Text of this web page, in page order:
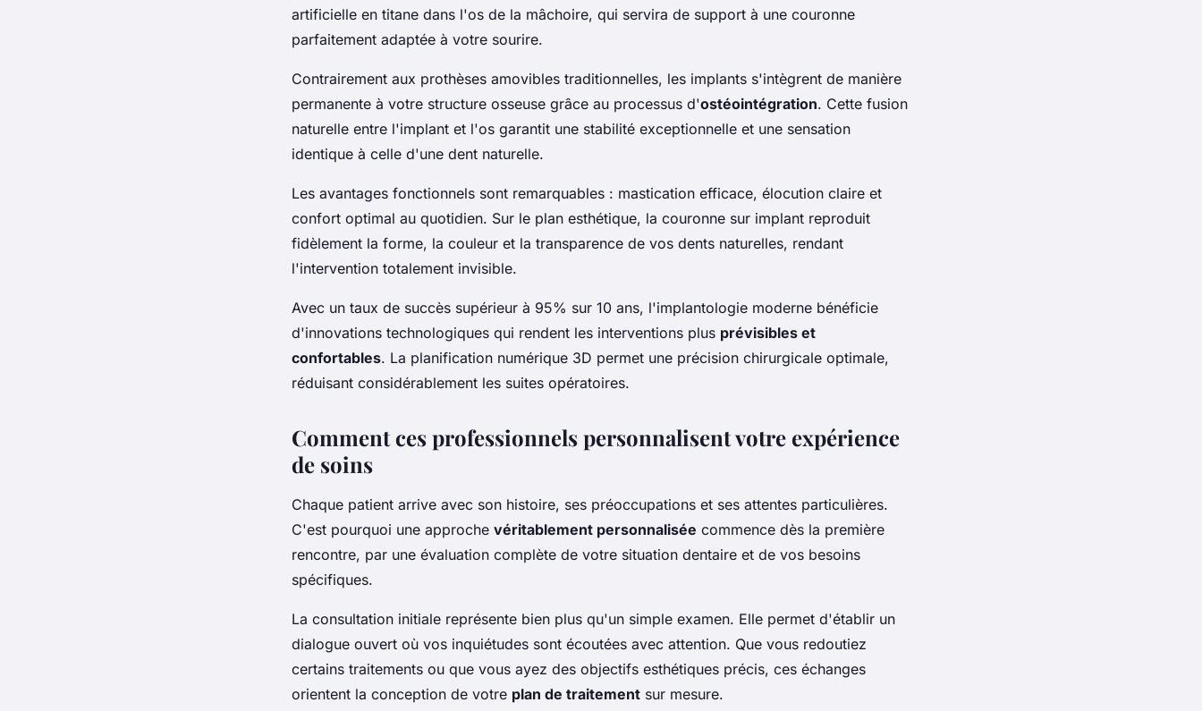
artificielle en titane dans l'os de la mâchoire, qui servira de support à une couronne
parfaitement adaptée à votre sourire.
Contrairement aux prothèses amovibles traditionnelles, les implants s'intègrent de manière
permanente à votre structure osseuse grâce au processus d'ostéointégration. Cette fusion
naturelle entre l'implant et l'os garantit une stabilité exceptionnelle et une sensation
identique à celle d'une dent naturelle.
Les avantages fonctionnels sont remarquables : mastication efficace, élocution claire et
confort optimal au quotidien. Sur le plan esthétique, la couronne sur implant reproduit
fidèlement la forme, la couleur et la transparence de vos dents naturelles, rendant
l'intervention totalement invisible.
Avec un taux de succès supérieur à 95% sur 10 ans, l'implantologie moderne bénéficie
d'innovations technologiques qui rendent les interventions plus prévisibles et
confortables. La planification numérique 3D permet une précision chirurgicale optimale,
réduisant considérablement les suites opératoires.
Comment ces professionnels personnalisent votre expérience
de soins
Chaque patient arrive avec son histoire, ses préoccupations et ses attentes particulières.
C'est pourquoi une approche véritablement personnalisée commence dès la première
rencontre, par une évaluation complète de votre situation dentaire et de vos besoins
spécifiques.
La consultation initiale représente bien plus qu'un simple examen. Elle permet d'établir un
dialogue ouvert où vos inquiétudes sont écoutées avec attention. Que vous redoutiez
certains traitements ou que vous ayez des objectifs esthétiques précis, ces échanges
orientent la conception de votre plan de traitement sur mesure.